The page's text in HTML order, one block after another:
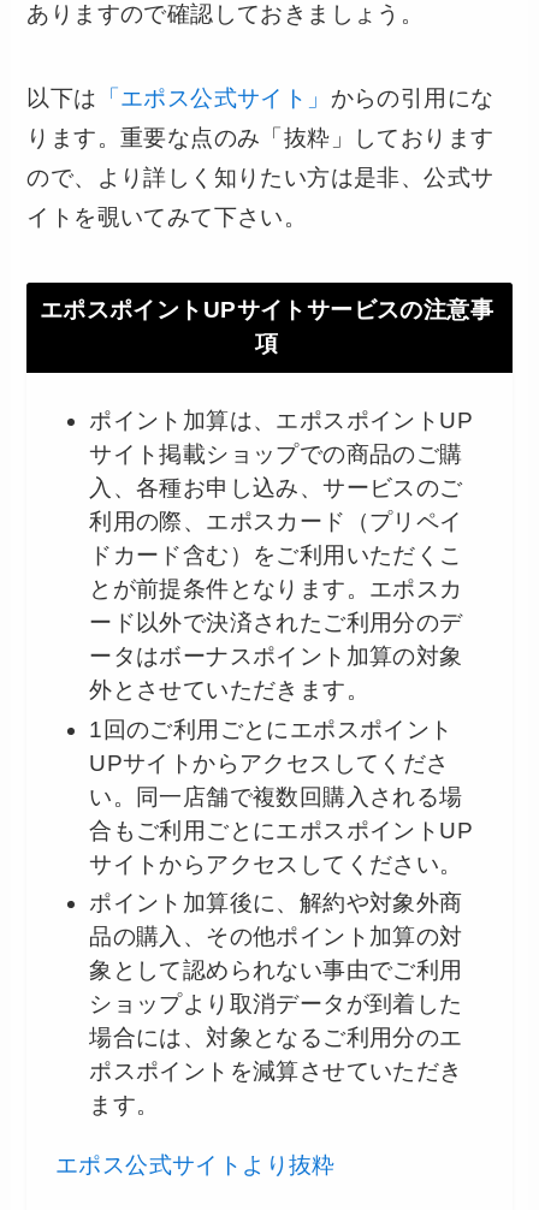
ありますので確認しておきましょう。
以下は 「エポス公式サイト」 からの引用にな
ります。重要な点のみ「抜粋」しております
ので、より詳しく知りたい方は是非、公式サ
イトを覗いてみて下さい。
エポスポイントUPサイトサービスの注意事
項
ポイント加算は、エポスポイントUP
サイト掲載ショップでの商品のご購
入、各種お申し込み、サービスのご
利用の際、エポスカード（プリペイ
ドカード含む）をご利用いただくこ
とが前提条件となります。エポスカ
ード以外で決済されたご利用分のデ
ータはボーナスポイント加算の対象
外とさせていただきます。
1回のご利用ごとにエポスポイント
UPサイトからアクセスしてくださ
い。同一店舗で複数回購入される場
合もご利用ごとにエポスポイントUP
サイトからアクセスしてください。
ポイント加算後に、解約や対象外商
品の購入、その他ポイント加算の対
象として認められない事由でご利用
ショップより取消データが到着した
場合には、対象となるご利用分のエ
ポスポイントを減算させていただき
ます。
エポス公式サイトより抜粋